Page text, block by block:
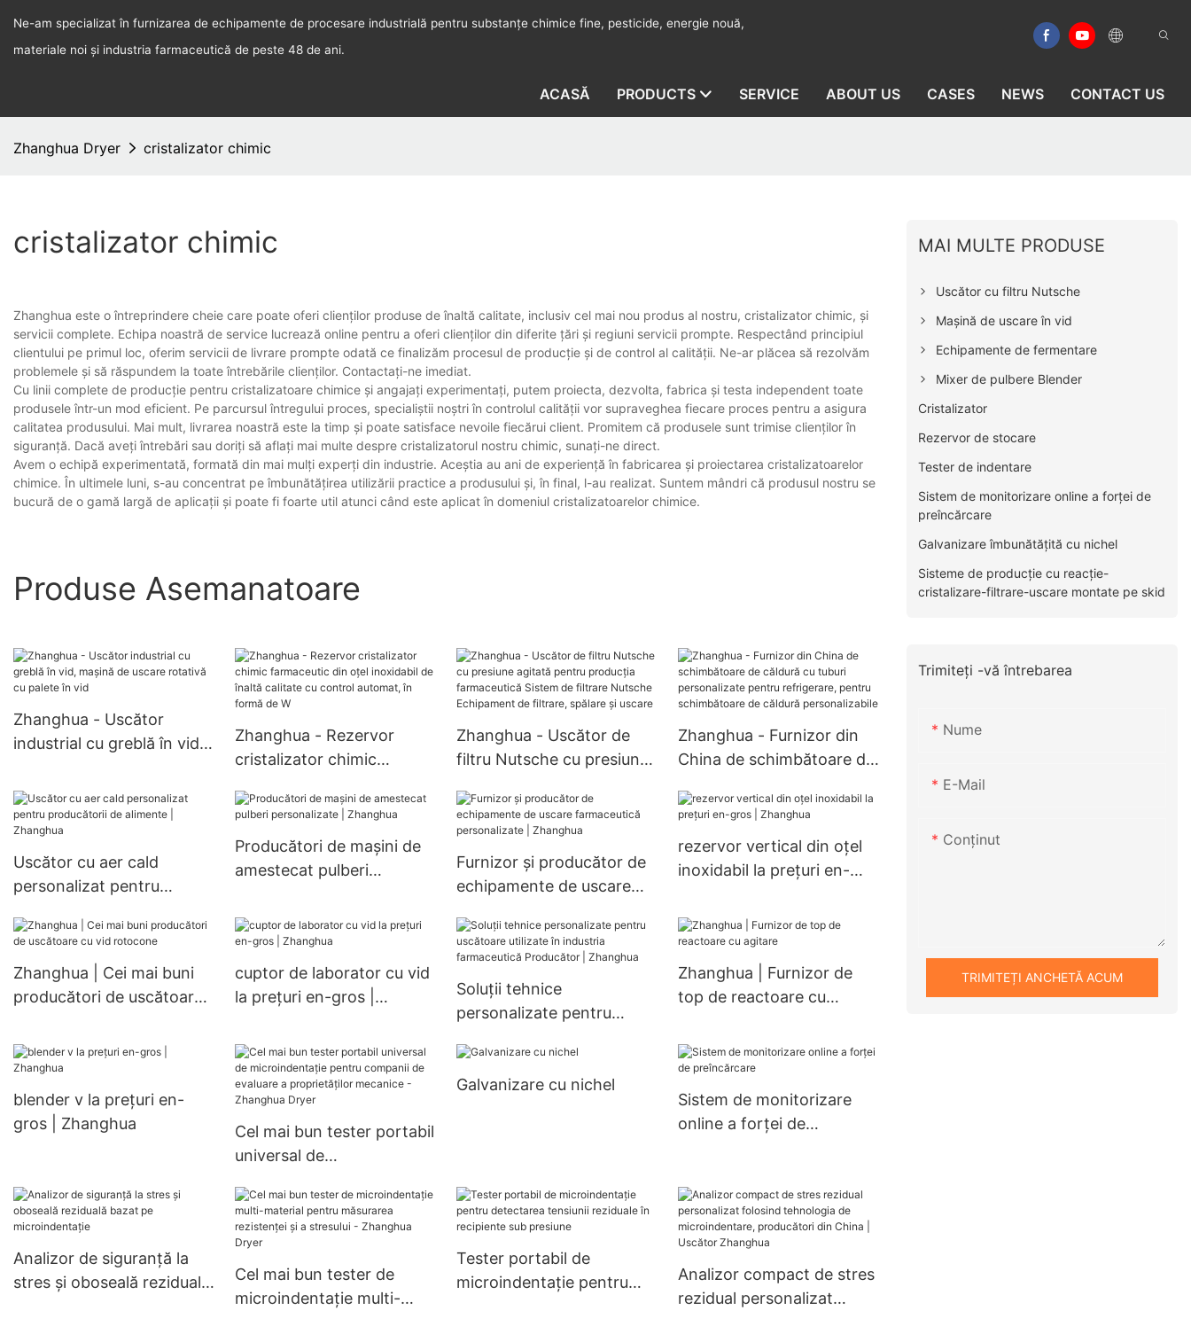
Ne-am specializat în furnizarea de echipamente de procesare industrială pentru substanțe chimice fine, pesticide, energie nouă,
materiale noi și industria farmaceutică de peste 48 de ani.
ACASĂ PRODUCTS SERVICE ABOUT US CASES NEWS CONTACT US
Zhanghua Dryer cristalizator chimic
cristalizator chimic
Zhanghua este o întreprindere cheie care poate oferi clienților produse de înaltă calitate, inclusiv cel mai nou produs al nostru, cristalizator chimic, și
servicii complete. Echipa noastră de service lucrează online pentru a oferi clienților din diferite țări și regiuni servicii prompte. Respectând principiul
clientului pe primul loc, oferim servicii de livrare prompte odată ce finalizăm procesul de producție și de control al calității. Ne-ar plăcea să rezolvăm
problemele și să răspundem la toate întrebările clienților. Contactați-ne imediat.
Cu linii complete de producție pentru cristalizatoare chimice și angajați experimentați, putem proiecta, dezvolta, fabrica și testa independent toate
produsele într-un mod eficient. Pe parcursul întregului proces, specialiștii noștri în controlul calității vor supraveghea fiecare proces pentru a asigura
calitatea produsului. Mai mult, livrarea noastră este la timp și poate satisface nevoile fiecărui client. Promitem că produsele sunt trimise clienților în
siguranță. Dacă aveți întrebări sau doriți să aflați mai multe despre cristalizatorul nostru chimic, sunați-ne direct.
Avem o echipă experimentată, formată din mai mulți experți din industrie. Aceștia au ani de experiență în fabricarea și proiectarea cristalizatoarelor
chimice. În ultimele luni, s-au concentrat pe îmbunătățirea utilizării practice a produsului și, în final, l-au realizat. Suntem mândri că produsul nostru se
bucură de o gamă largă de aplicații și poate fi foarte util atunci când este aplicat în domeniul cristalizatoarelor chimice.
Produse Asemanatoare
Zhanghua - Uscător
industrial cu greblă în vid,
cu palete în vid
Zhanghua - Rezervor
cristalizator chimic
inoxidabil de înaltă calitate
formă de W
Zhanghua - Uscător de
filtru Nutsche cu presiune
farmaceutică Sistem de
filtrare Nutsche
Echipament de filtrare,
spălare și uscare
Zhanghua - Furnizor din
China de schimbătoare de
personalizate pentru
schimbătoare de căldură
personalizabile
Uscător cu aer cald
personalizat pentru
Zhanghua
Producători de mașini de
amestecat pulberi
Furnizor și producător de
echipamente de uscare
personalizate | Zhanghua
rezervor vertical din oțel
inoxidabil la prețuri en-
Zhanghua | Cei mai buni
producători de uscătoare
cuptor de laborator cu vid
la prețuri en-gros |
Soluții tehnice
personalizate pentru
industria farmaceutică
Producător | Zhanghua
Zhanghua | Furnizor de
top de reactoare cu
blender v la prețuri en-
gros | Zhanghua
Cel mai bun tester portabil
universal de
companii de evaluare a
proprietăților mecanice -
Zhanghua Dryer
Galvanizare cu nichel
Sistem de monitorizare
online a forței de
Analizor de siguranță la
stres și oboseală reziduală
Cel mai bun tester de
microindentație multi-
Tester portabil de
microindentație pentru
Analizor compact de stres
rezidual personalizat
MAI MULTE PRODUSE
Uscător cu filtru Nutsche
Mașină de uscare în vid
Echipamente de fermentare
Mixer de pulbere Blender
Cristalizator
Rezervor de stocare
Tester de indentare
Sistem de monitorizare online a forței de
preîncărcare
Galvanizare îmbunătățită cu nichel
Sisteme de producție cu reacție-
cristalizare-filtrare-uscare montate pe skid
Trimiteți -vă întrebarea
Nume
E-Mail
Conţinut
TRIMITEȚI ANCHETĂ ACUM